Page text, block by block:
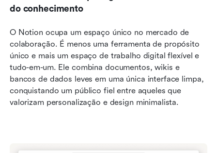
do conhecimento
O Notion ocupa um espaço único no mercado de
colaboração. É menos uma ferramenta de propósito
único e mais um espaço de trabalho digital flexível e
tudo-em-um. Ele combina documentos, wikis e
bancos de dados leves em uma única interface limpa,
conquistando um público fiel entre aqueles que
valorizam personalização e design minimalista.